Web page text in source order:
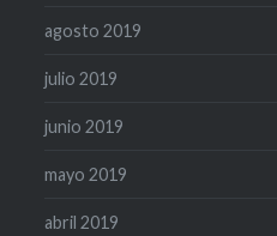
agosto 2019
julio 2019
junio 2019
mayo 2019
abril 2019